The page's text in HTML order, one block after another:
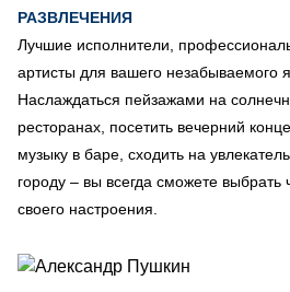
РАЗВЛЕЧЕНИЯ
Лучшие исполнители,
артисты для вашего незабываемого
Наслаждаться пейзажами на
ресторанах, посетить вечерний
музыку в баре, сходить на
городу – вы всегда сможете выбрать
своего настроения.